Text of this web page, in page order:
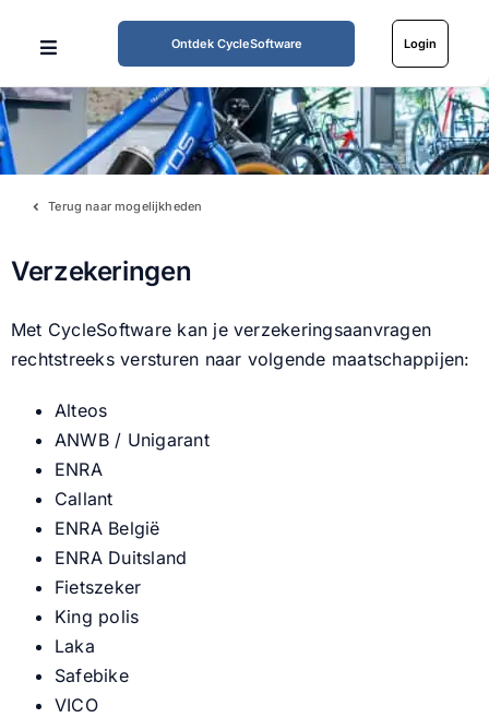
Ontdek CycleSoftware Login
Toggle
Home
Mogelijkheden
Tarieven
Partners
Nieuws
Contact
Terug naar mogelijkheden
Verzekeringen
Met CycleSoftware kan je verzekeringsaanvragen
rechtstreeks versturen naar volgende maatschappijen:
Alteos
ANWB / Unigarant
ENRA
Callant
ENRA België
ENRA Duitsland
Fietszeker
King polis
Laka
Safebike
VICO